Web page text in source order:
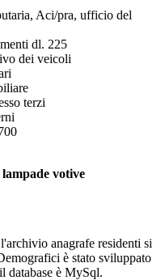
Aci/pra, ufficio del
dl. 225
dei veicoli
terzi
votive
anagrafe residenti si
è stato sviluppato
database è MySql.